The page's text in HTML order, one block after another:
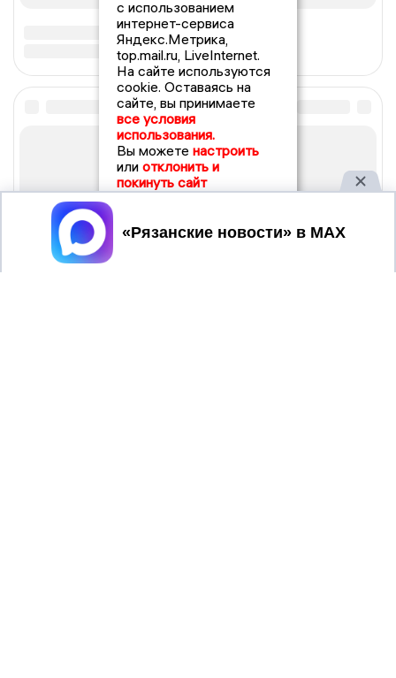
с использованием
интернет-сервиса
Яндекс.Метрика,
top.mail.ru, LiveInternet.
На сайте используются
cookie. Оставаясь на
сайте, вы принимаете
все условия
использования.
Вы можете настроить
или отклонить и
покинуть сайт
Принять